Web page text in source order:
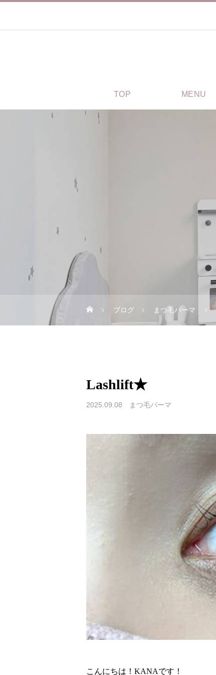
TOP MENU
ブログ まつ毛パーマ
Lashlift★
2025.09.08 まつ毛パーマ
こんにちは！KANAです！